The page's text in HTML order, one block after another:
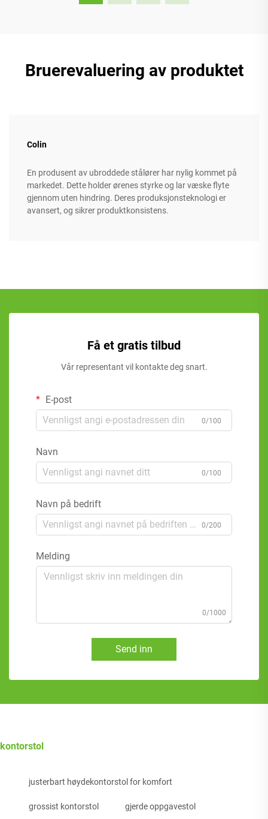
Bruerevaluering av produktet
Colin
En produsent av ubroddede stålører har nylig kommet på
markedet. Dette holder ørenes styrke og lar væske flyte
gjennom uten hindring. Deres produksjonsteknologi er
avansert, og sikrer produktkonsistens.
Få et gratis tilbud
Vår representant vil kontakte deg snart.
E-post
0/100
Navn
0/100
Navn på bedrift
0/200
Melding
0/1000
Send inn
kontorstol
justerbart høydekontorstol for komfort
grossist kontorstol gjerde oppgavestol